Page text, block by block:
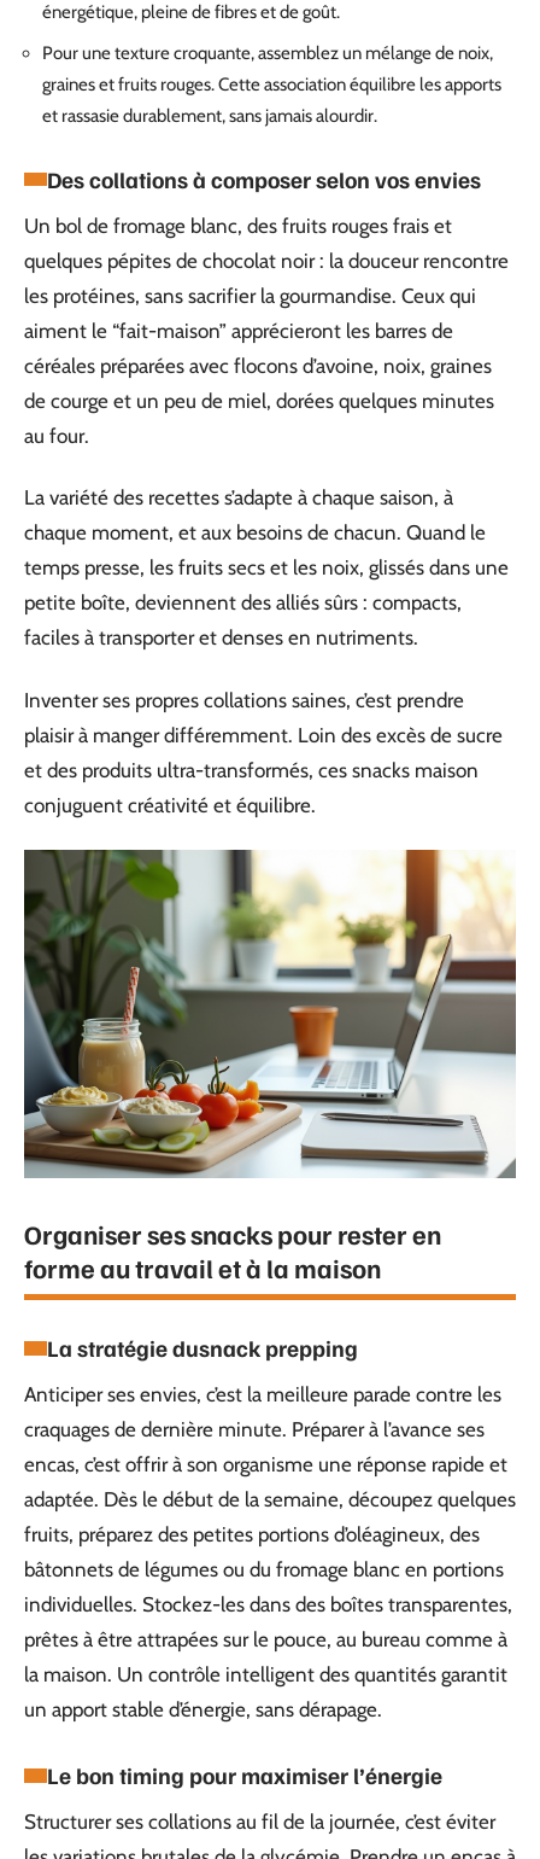
énergétique, pleine de fibres et de goût.
Pour une texture croquante, assemblez un mélange de noix,
graines et fruits rouges. Cette association équilibre les apports
et rassasie durablement, sans jamais alourdir.
Des collations à composer selon vos envies
Un bol de fromage blanc, des fruits rouges frais et
quelques pépites de chocolat noir : la douceur rencontre
les protéines, sans sacrifier la gourmandise. Ceux qui
aiment le “fait-maison” apprécieront les barres de
céréales préparées avec flocons d’avoine, noix, graines
de courge et un peu de miel, dorées quelques minutes
au four.
La variété des recettes s’adapte à chaque saison, à
chaque moment, et aux besoins de chacun. Quand le
temps presse, les fruits secs et les noix, glissés dans une
petite boîte, deviennent des alliés sûrs : compacts,
faciles à transporter et denses en nutriments.
Inventer ses propres collations saines, c’est prendre
plaisir à manger différemment. Loin des excès de sucre
et des produits ultra-transformés, ces snacks maison
conjuguent créativité et équilibre.
Organiser ses snacks pour rester en
forme au travail et à la maison
La stratégie dusnack prepping
Anticiper ses envies, c’est la meilleure parade contre les
craquages de dernière minute. Préparer à l’avance ses
encas, c’est offrir à son organisme une réponse rapide et
adaptée. Dès le début de la semaine, découpez quelques
fruits, préparez des petites portions d’oléagineux, des
bâtonnets de légumes ou du fromage blanc en portions
individuelles. Stockez-les dans des boîtes transparentes,
prêtes à être attrapées sur le pouce, au bureau comme à
la maison. Un contrôle intelligent des quantités garantit
un apport stable d’énergie, sans dérapage.
Le bon timing pour maximiser l’énergie
Structurer ses collations au fil de la journée, c’est éviter